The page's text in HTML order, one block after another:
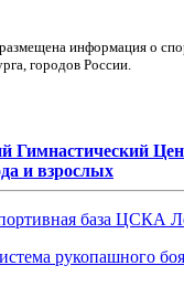
информация о
городов России.
Гимнастический
и взрослых
база ЦСКА
рукопашного